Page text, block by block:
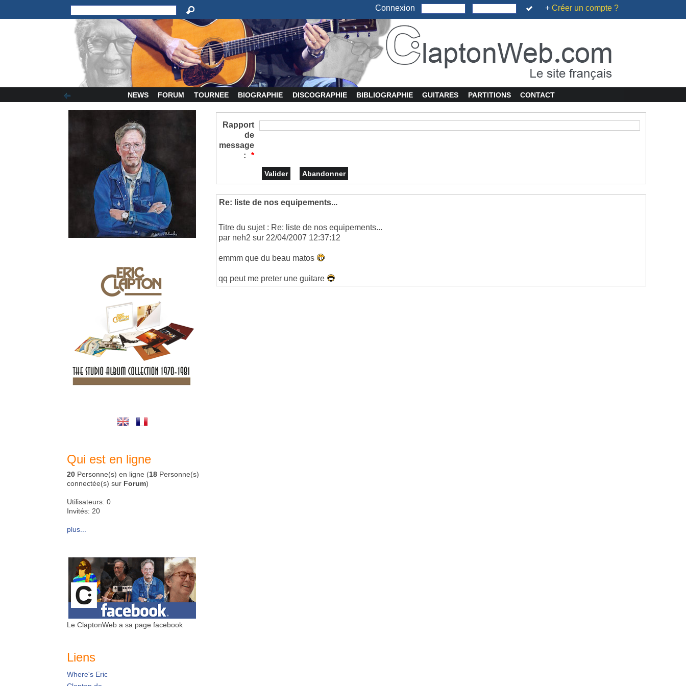
Connexion + Créer un compte ?
NEWS FORUM TOURNEE BIOGRAPHIE DISCOGRAPHIE BIBLIOGRAPHIE GUITARES PARTITIONS CONTACT
Qui est en ligne
20 Personne(s) en ligne (18 Personne(s)
connectée(s) sur Forum)
Utilisateurs: 0
Invités: 20
plus...
Le ClaptonWeb a sa page facebook
Liens
Where's Eric
Rapport
de
message
:
*
Re: liste de nos equipements...
Titre du sujet : Re: liste de nos equipements...
par neh2 sur 22/04/2007 12:37:12
emmm que du beau matos
qq peut me preter une guitare